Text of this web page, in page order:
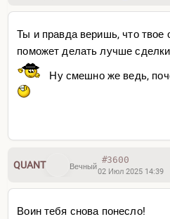
Ты и правда веришь, что твое
поможет делать лучше
Ну смешно же ведь,
QUANT Вечный
#3600
02 Июл 2025 14:39
Воин тебя снова понесло!